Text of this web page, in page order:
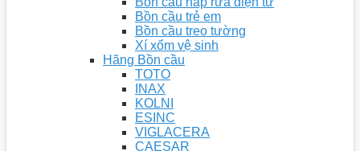
Bồn cầu trẻ em
Bồn cầu treo tường
Xí xổm vệ sinh
Hãng Bồn cầu
TOTO
INAX
KOLNI
ESINC
VIGLACERA
CAESAR